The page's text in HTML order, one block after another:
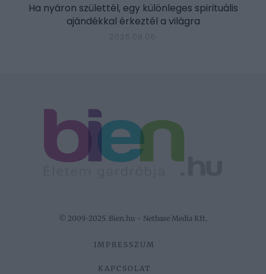
Ha nyáron születtél, egy különleges spirituális
ajándékkal érkeztél a világra
© 2009-2025. Bien.hu - Netbase Media Kft.
IMPRESSZUM
KAPCSOLAT